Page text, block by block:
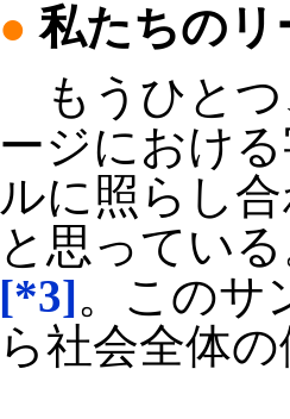
● 私たちのリ
もうひとつ
ージにおけ
ルに照らし
と思ってい
[*3]。このサ
ら社会全体